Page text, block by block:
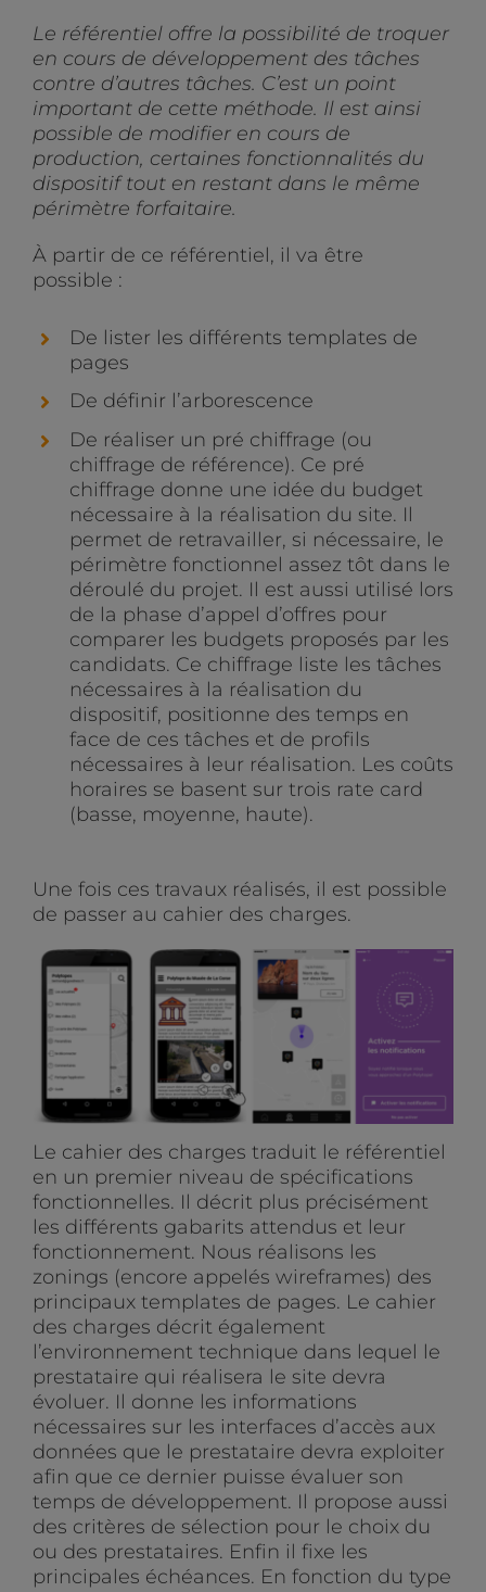
Le référentiel offre la possibilité de troquer
en cours de développement des tâches
contre d’autres tâches. C’est un point
important de cette méthode. Il est ainsi
possible de modifier en cours de
production, certaines fonctionnalités du
dispositif tout en restant dans le même
périmètre forfaitaire.
À partir de ce référentiel, il va être
possible :
De lister les différents templates de
pages
De définir l’arborescence
De réaliser un pré chiffrage (ou
chiffrage de référence). Ce pré
chiffrage donne une idée du budget
nécessaire à la réalisation du site. Il
permet de retravailler, si nécessaire, le
périmètre fonctionnel assez tôt dans le
déroulé du projet. Il est aussi utilisé lors
de la phase d’appel d’offres pour
comparer les budgets proposés par les
candidats. Ce chiffrage liste les tâches
nécessaires à la réalisation du
dispositif, positionne des temps en
face de ces tâches et de profils
nécessaires à leur réalisation. Les coûts
horaires se basent sur trois rate card
(basse, moyenne, haute).
Une fois ces travaux réalisés, il est possible
de passer au cahier des charges.
Le cahier des charges traduit le référentiel
en un premier niveau de spécifications
fonctionnelles. Il décrit plus précisément
les différents gabarits attendus et leur
fonctionnement. Nous réalisons les
zonings (encore appelés wireframes) des
principaux templates de pages. Le cahier
des charges décrit également
l’environnement technique dans lequel le
prestataire qui réalisera le site devra
évoluer. Il donne les informations
nécessaires sur les interfaces d’accès aux
données que le prestataire devra exploiter
afin que ce dernier puisse évaluer son
temps de développement. Il propose aussi
des critères de sélection pour le choix du
ou des prestataires. Enfin il fixe les
principales échéances. En fonction du type